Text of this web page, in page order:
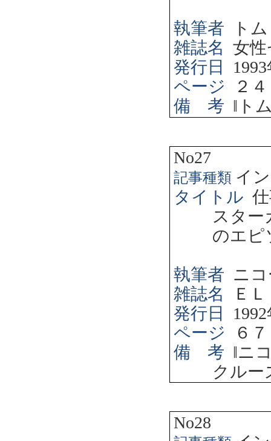
執筆者
ト
雑誌名 女
発行日
1993
ページ
２
備 考 ‖ ト
No27
記事種類 イ
タイトル
スタ
のエピ
執筆者 ニ
雑誌名
Ｅ
発行日
1992
ページ
６７
備 考 ‖ニ
クルー
No28